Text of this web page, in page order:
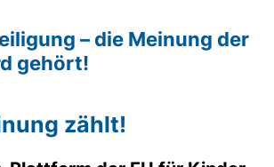
– die Meinung der
gehört!
zählt!